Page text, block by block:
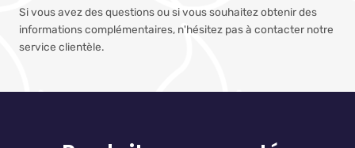
Si vous avez des questions ou si vous souhaitez obtenir des
informations complémentaires, n'hésitez pas à contacter notre
service clientèle.